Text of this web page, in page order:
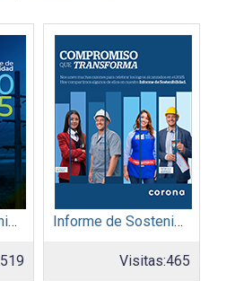
Informe de Sostenibilidad 2025: Afinia filial del Grupo EPM
519
Informe de Sostenibilidad 2025: Organización Corona
Visitas:465